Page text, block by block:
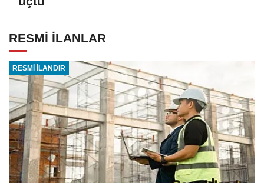
RESMİ İLANLAR
RESMİ İLANDIR